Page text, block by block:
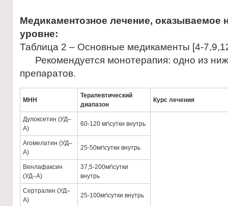
Медикаментозное лечение, оказываемое
уровне:
Таблица 2 – Основные медикаменты [4-
Рекомендуется монотерапия: одно из
препаратов.
МНН
Терапевтический
диапазон
Курс лечения
Дулоксетин (УД–
А)
60-120 мг\сутки внутрь
Агомелатин (УД–
А)
25-50мг\сутки внутрь
Венлафаксин
(УД–А)
37,5-200мг\сутки
внутрь
Сертралин (УД–
А)
25-100мг\сутки внутрь